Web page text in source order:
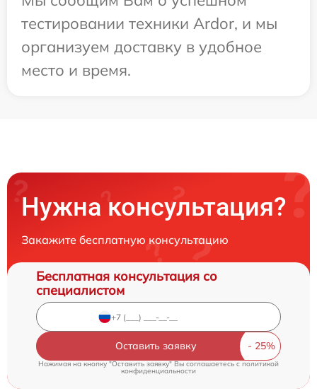
тестировании техники Ardor, и мы
организуем доставку в удобное
место и время.
Нужна консультация?
Закажите бесплатную консультацию
Бесплатная консультация со
специалистом
Оставить заявку
Нажимая на кнопку "Оставить заявку" Вы соглашаетесь cполитикой
конфиденциальности